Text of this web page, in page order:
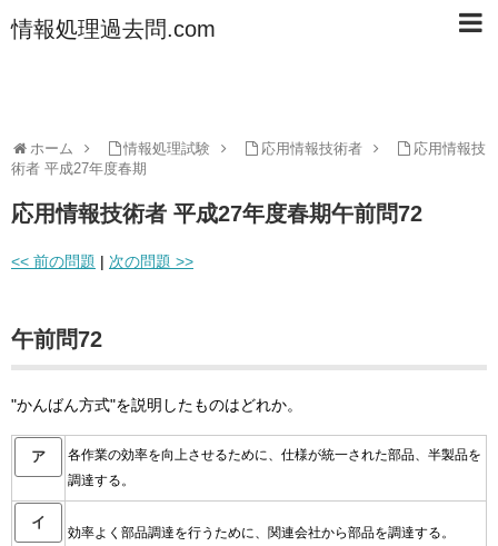
情報処理過去問.com
ホーム 情報処理試験 応用情報技術者
応用情報技
術者 平成27年度春期
応用情報技術者 平成27年度春期午前問72
<< 前の問題 | 次の問題 >>
午前問72
"かんばん方式"を説明したものはどれか。
ア
各作業の効率を向上させるために、仕様が統一された部品、半製品を
調達する。
イ
効率よく部品調達を行うために、関連会社から部品を調達する。